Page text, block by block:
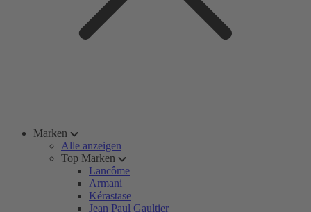
Marken
Alle anzeigen
Top Marken
Lancôme
Armani
Kérastase
Jean Paul Gaultier